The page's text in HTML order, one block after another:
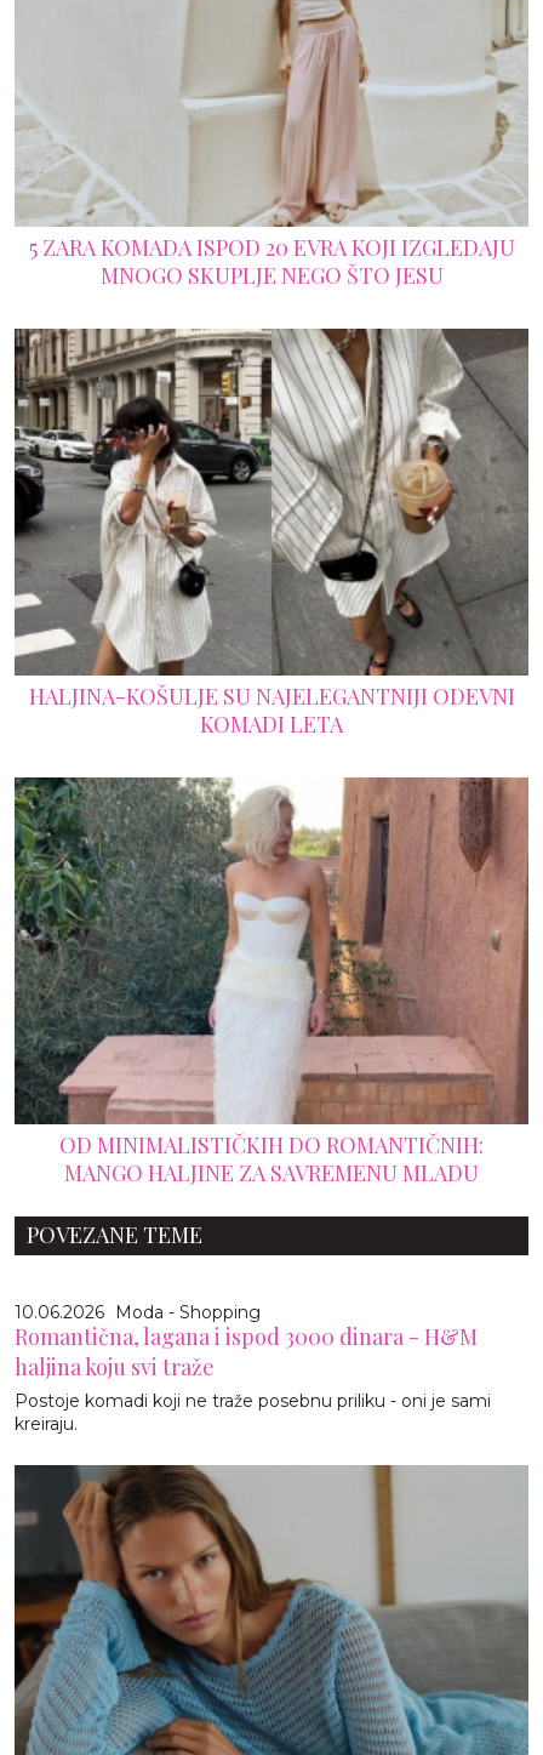
5 ZARA KOMADA ISPOD 20 EVRA KOJI IZGLEDAJU
MNOGO SKUPLJE NEGO ŠTO JESU
HALJINA-KOŠULJE SU NAJELEGANTNIJI ODEVNI
KOMADI LETA
OD MINIMALISTIČKIH DO ROMANTIČNIH:
MANGO HALJINE ZA SAVREMENU MLADU
POVEZANE TEME
10.06.2026 Moda - Shopping
Romantična, lagana i ispod 3000 dinara - H&M
haljina koju svi traže
Postoje komadi koji ne traže posebnu priliku - oni je sami
kreiraju.